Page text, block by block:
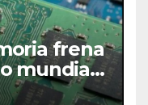
frena
mundial